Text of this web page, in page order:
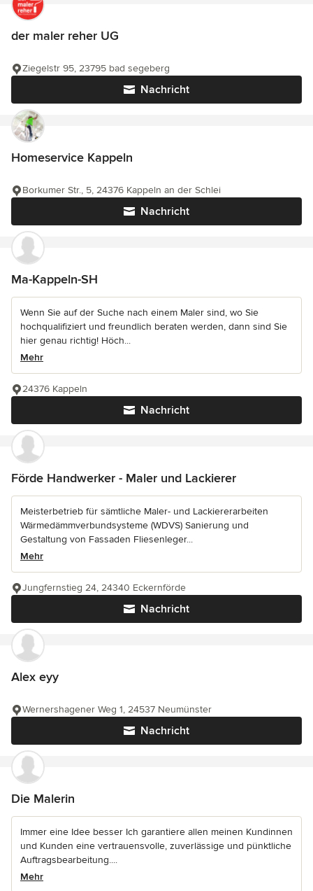
der maler reher UG
Nachricht
Ziegelstr 95, 23795 bad segeberg
Homeservice Kappeln
Nachricht
Borkumer Str., 5, 24376 Kappeln an der Schlei
Ma-Kappeln-SH
Wenn Sie auf der Suche nach einem Maler sind, wo Sie
hochqualifiziert und freundlich beraten werden, dann sind Sie
hier genau richtig! Höch...
Mehr
Nachricht
24376 Kappeln
Förde Handwerker - Maler und Lackierer
Meisterbetrieb für sämtliche Maler- und Lackiererarbeiten
Wärmedämmverbundsysteme (WDVS) Sanierung und
Gestaltung von Fassaden Fliesenleger...
Mehr
Nachricht
Jungfernstieg 24, 24340 Eckernförde
Alex eyy
Nachricht
Wernershagener Weg 1, 24537 Neumünster
Die Malerin
Immer eine Idee besser Ich garantiere allen meinen Kundinnen
und Kunden eine vertrauensvolle, zuverlässige und pünktliche
Auftragsbearbeitung....
Mehr